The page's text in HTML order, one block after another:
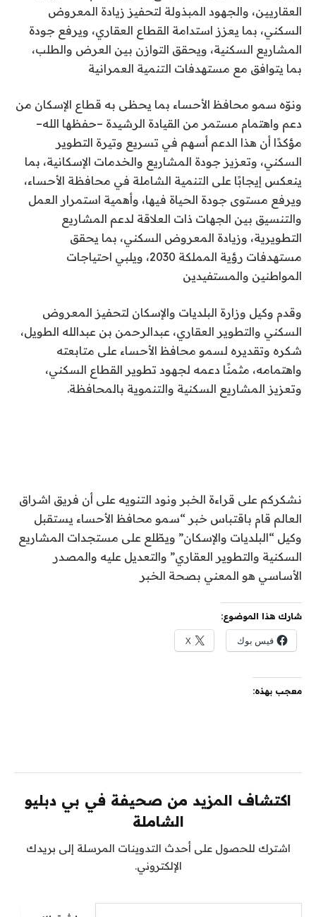
العقاريين، والجهود المبذولة لتحفيز زيادة المعروض
السكني، بما يعزز استدامة القطاع العقاري، ويرفع جودة
المشاريع السكنية، ويحقق التوازن بين العرض والطلب،
بما يتوافق مع مستهدفات التنمية العمرانية
ونوّه سمو محافظ الأحساء بما يحظى به قطاع الإسكان من
دعم واهتمام مستمر من القيادة الرشيدة –حفظها الله–
مؤكدًا أن هذا الدعم أسهم في تسريع وتيرة التطوير
السكني، وتعزيز جودة المشاريع والخدمات الإسكانية، بما
ينعكس إيجابًا على التنمية الشاملة في محافظة الأحساء،
ويرفع مستوى جودة الحياة فيها، وأهمية استمرار العمل
والتنسيق بين الجهات ذات العلاقة لدعم المشاريع
التطويرية، وزيادة المعروض السكني، بما يحقق
مستهدفات رؤية المملكة 2030، ويلبي احتياجات
المواطنين والمستفيدين
وقدم وكيل وزارة البلديات والإسكان لتحفيز المعروض
السكني والتطوير العقاري، عبدالرحمن بن عبدالله الطويل،
شكره وتقديره لسمو محافظ الأحساء على متابعته
واهتمامه، مثمنًا دعمه لجهود تطوير القطاع السكني،
وتعزيز المشاريع السكنية والتنموية بالمحافظة.
نشكركم على قراءة الخبر ونود التنويه على أن فريق اشراق
العالم قام باقتباس خبر “سمو محافظ الأحساء يستقبل
وكيل “البلديات والإسكان” ويطّلع على مستجدات المشاريع
السكنية والتطوير العقاري” والتعديل عليه والمصدر
الأساسي هو المعني بصحة الخبر
شارك هذا الموضوع:
فيس بوك X
معجب بهذه:
اكتشاف المزيد من صحيفة في بي دبليو
الشاملة
اشترك للحصول على أحدث التدوينات المرسلة إلى بريدك
الإلكتروني.
كتابة بريدك الإلكتروني...